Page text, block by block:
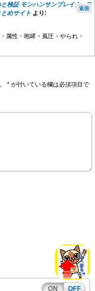
検証 モンハンサンブレイク - モ
めサイト より:
属性・咆哮・風圧・やられ・
返信
* が付いている欄は必須項目で
ON OFF